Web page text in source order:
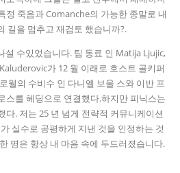
정 죽음과 Comanche의 가능한 종말로 내
길을 멈추고 재검토 했습니까?.
설 수있었습니다. 팀 동료 인 Matija Ljujic,
가 12 월 이래로 호스트 골키퍼
웰의 수비수 인 다니엘 보울 스와 이반 프
스를 헤딩으로 연결했다.하지만 피닉스는
다. 저는 25 년 넘게 전략적 커뮤니케이션
실수로 공평하게 지낸 것을 인정하는 것
명은 항상 내 마음 속에 두드러졌습니다.